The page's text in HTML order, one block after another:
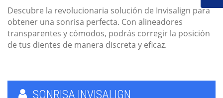
Descubre la revolucionaria solución de Invisalign para
obtener una sonrisa perfecta. Con alineadores
transparentes y cómodos, podrás corregir la posición
de tus dientes de manera discreta y eficaz.
SONRISA INVISALIGN